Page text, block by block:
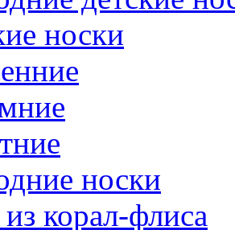
носки
носки
корал-флиса